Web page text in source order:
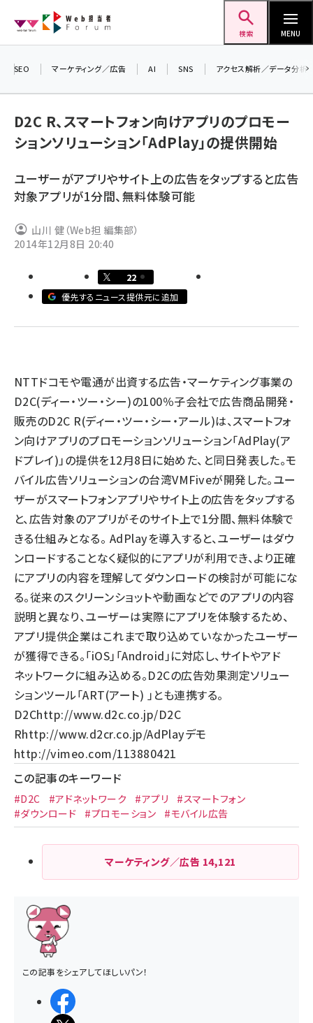
ン
検索 MENU
ai (2818)
note (2320)
z世代 (1629)
SEO マーケティング／広告 AI SNS アクセス解析／データ分析
D2C R、スマートフォン向けアプリのプロモー
ションソリューション「AdPlay」の提供開始
ユーザーがアプリやサイト上の広告をタップすると広告
対象アプリが1分間、無料体験可能
山川 健（Web担 編集部）
2014年12月8日 20:40
22
優先するニュース提供元に追加
NTTドコモや電通が出資する広告・マーケティング事業の
D2C(ディー・ツー・シー)の100％子会社で広告商品開発・
販売のD2C R(ディー・ツー・シー・アール)は、スマートフォ
ン向けアプリのプロモーションソリューション「AdPlay(ア
ドプレイ)」の提供を12月8日に始めた、と同日発表した。モ
バイル広告ソリューションの台湾VMFiveが開発した。ユー
ザーがスマートフォンアプリやサイト上の広告をタップする
と、広告対象のアプリがそのサイト上で1分間、無料体験で
きる仕組みとなる。 AdPlayを導入すると、ユーザーはダウ
ンロードすることなく疑似的にアプリが利用でき、より正確
にアプリの内容を理解してダウンロードの検討が可能にな
る。従来のスクリーンショットや動画などでのアプリの内容
説明と異なり、ユーザーは実際にアプリを体験するため、
アプリ提供企業はこれまで取り込めていなかったユーザー
が獲得できる。「iOS」「Android」に対応し、サイトやアド
ネットワークに組み込める。D2Cの広告効果測定ソリュー
ションツール「ART(アート) 」とも連携する。
D2Chttp://www.d2c.co.jp/D2C
Rhttp://www.d2cr.co.jp/AdPlayデモ
http://vimeo.com/113880421
この記事のキーワード
#D2C #アドネットワーク #アプリ
#スマートフォン
#ダウンロード
#プロモーション #モバイル広告
マーケティング／広告 14,121
この記事をシェアしてほしいパン！
る